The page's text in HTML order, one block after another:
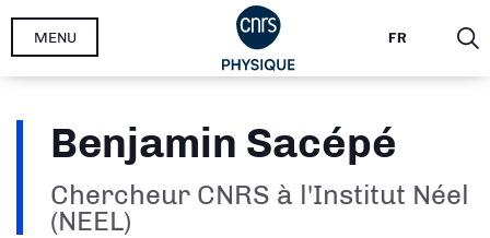
Aller
FR
MENU
Benjamin Sacépé
Chercheur CNRS à l'Institut Néel
(NEEL)